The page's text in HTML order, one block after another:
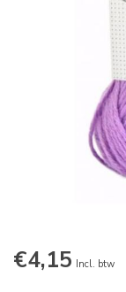
€4,15 Incl. btw